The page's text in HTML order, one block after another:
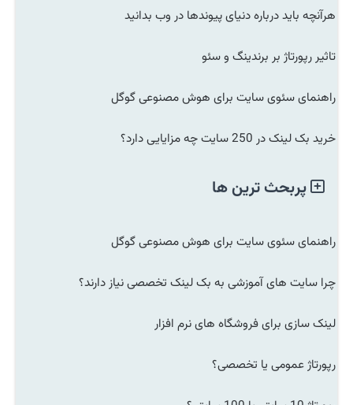
هرآنچه باید درباره دنیای پیوندها در وب بدانید
تاثیر رپورتاژ بر برندینگ و سئو
راهنمای سئوی سایت برای هوش مصنوعی گوگل
خرید بک لینک در 250 سایت چه مزایایی دارد؟
پربحث ترین ها
راهنمای سئوی سایت برای هوش مصنوعی گوگل
چرا سایت های آموزشی به بک لینک تخصصی نیاز دارند؟
لینک سازی برای فروشگاه های نرم افزار
رپورتاژ عمومی یا تخصصی؟